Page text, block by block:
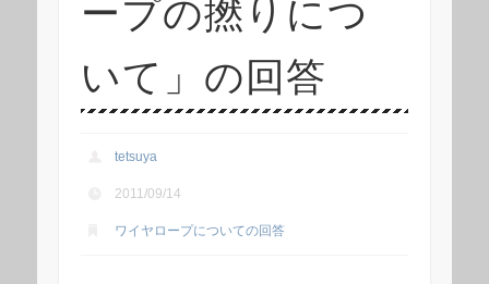
ト 中
ープの撚りにつ
いて」の回答
tetsuya
2011/09/14
ワイヤロープについての回答